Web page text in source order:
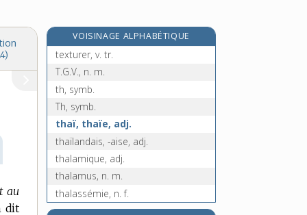
au
dit
VOISINAGE ALPHABÉTIQUE
texture, n. f.
texturer, v. tr.
T.G.V., n. m.
th, symb.
Th, symb.
thaï, thaïe, adj.
thaïlandais, -aise, adj.
thalamique, adj.
thalamus, n. m.
thalassémie, n. f.
thalassocratie, n. f.